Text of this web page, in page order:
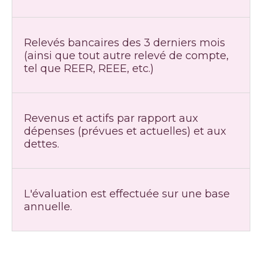
Relevés bancaires des 3 derniers mois
(ainsi que tout autre relevé de compte,
tel que REER, REEE, etc.)
Revenus et actifs par rapport aux
dépenses (prévues et actuelles) et aux
dettes.
L'évaluation est effectuée sur une base
annuelle.